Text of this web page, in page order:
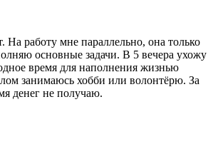
На работу мне параллельно, она только
основные задачи. В 5 вечера ухожу
время для наполнения жизнью
занимаюсь хобби или волонтёрю. За
денег не получаю.